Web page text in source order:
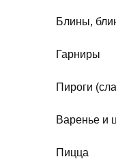
Блины,
Гарниры
Пироги
Варенье и
Пицца